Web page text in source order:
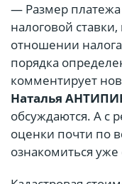
— Размер платежа
налоговой
отношении
порядка
комментирует
Наталья
обсуждаются. А с
оценки почти по
ознакомиться уже